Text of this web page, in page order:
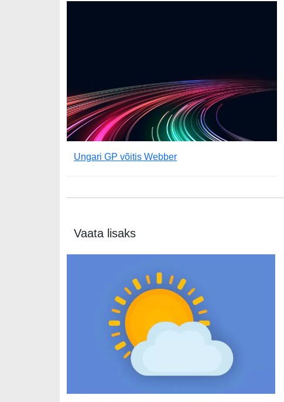
Ungari GP võitis Webber
Vaata lisaks